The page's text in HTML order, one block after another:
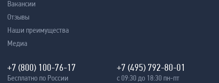
Вакансии
Отзывы
Наши преимущества
Медиа
+7 (800) 100-76-17
Бесплатно по России
+7 (495) 792-80-01
с 09:30 до 18:30 пн-пт